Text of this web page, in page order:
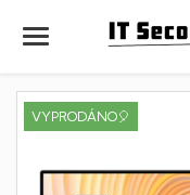
VYPRODÁNO🎈